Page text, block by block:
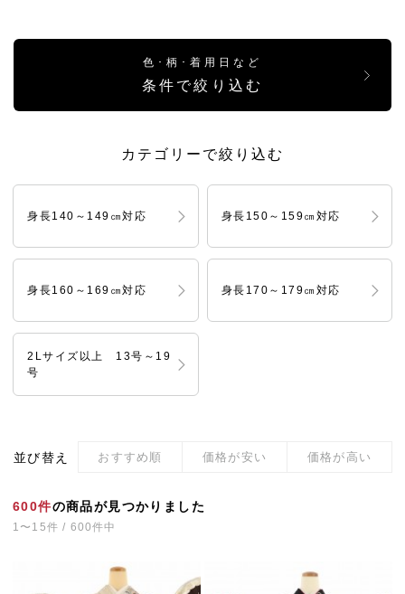
色･柄･着用日など
条件で絞り込む
カテゴリーで絞り込む
身長140～149㎝対応 身長150～159㎝対応
身長160～169㎝対応 身長170～179㎝対応
2Lサイズ以上 13号～19
号
600件の商品が見つかりました
1〜15件 / 600件中
並び替え おすすめ順 価格が安い 価格が高い